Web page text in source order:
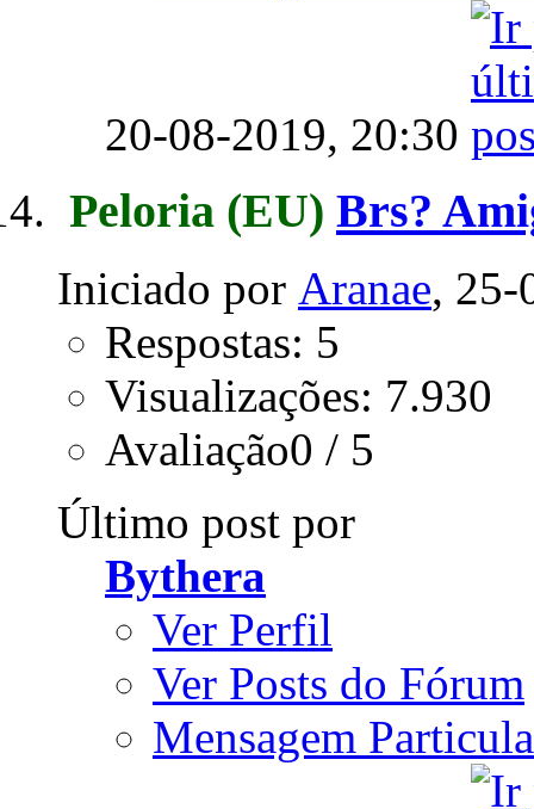
20-08-2019, 20:30
Peloria (EU) Brs?
Iniciado por Aranae, 25-
Respostas: 5
Visualizações: 7.930
Avaliação0 / 5
Último post por
Bythera
Ver Perfil
Ver Posts do Fórum
Mensagem